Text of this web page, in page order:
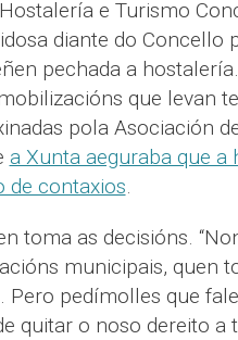
e Turismo
diante do Concello
pechada a
que levan
pola Asociación
a Xunta aeguraba que a
de contaxios.
toma as decisións.
municipais, quen
Pero pedímolles que
quitar o noso dereito a